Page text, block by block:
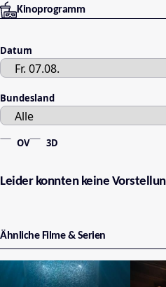
Kinoprogramm
Datum
Bundesland
OV 3D
Leider konnten keine
Ähnliche Filme & Serien